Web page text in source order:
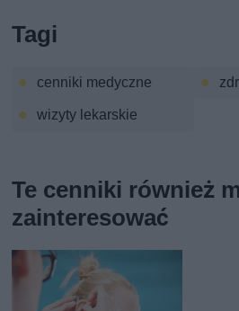
Tagi
cenniki medyczne
wizyty lekarskie
Te cenniki również
zainteresować